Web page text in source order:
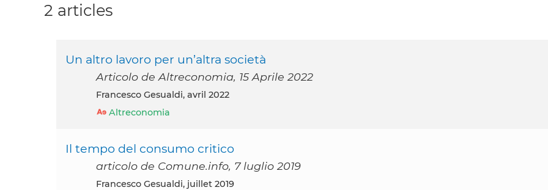
2 articles
Un altro lavoro per un’altra società
Articolo de Altreconomia, 15 Aprile 2022
Francesco Gesualdi, avril 2022
Altreconomia
Il tempo del consumo critico
articolo de Comune.info, 7 luglio 2019
Francesco Gesualdi, juillet 2019